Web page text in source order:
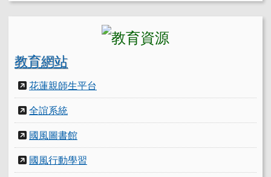
教育網站
花蓮親師生平台
全誼系統
國風圖書館
國風行動學習